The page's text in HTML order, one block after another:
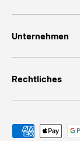
Unternehmen
Rechtliches